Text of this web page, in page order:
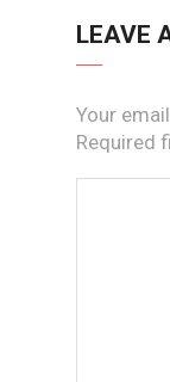
LEAVE
Your
Required